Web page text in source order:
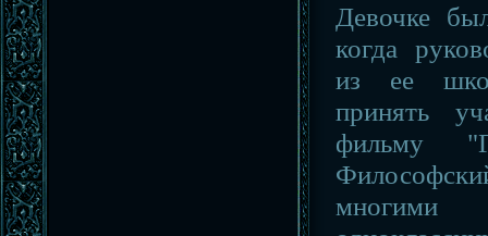
Девочке
когда
из ее
принять
фильму
многими